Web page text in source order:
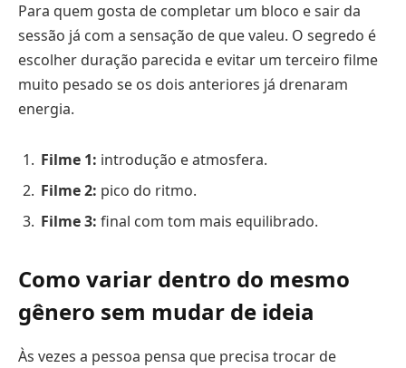
Para quem gosta de completar um bloco e sair da
sessão já com a sensação de que valeu. O segredo é
escolher duração parecida e evitar um terceiro filme
muito pesado se os dois anteriores já drenaram
energia.
Filme 1: introdução e atmosfera.
Filme 2: pico do ritmo.
Filme 3: final com tom mais equilibrado.
Como variar dentro do mesmo
gênero sem mudar de ideia
Às vezes a pessoa pensa que precisa trocar de